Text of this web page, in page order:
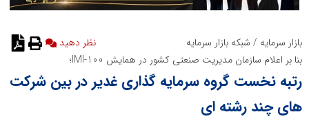
بازار سرمایه / شبکه بازار سرمایه
نظر دهید
بنا بر اعلام سازمان مدیریت صنعتی کشور در همایش IMI-100؛
رتبه نخست گروه سرمایه گذاری غدیر در بین شرکت
های چند رشته ای